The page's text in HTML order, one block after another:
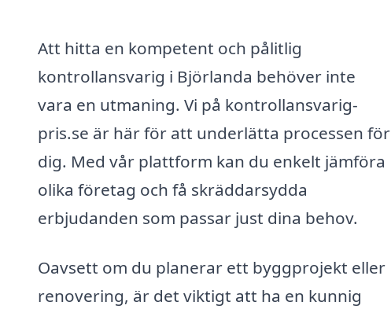
Att hitta en kompetent och pålitlig
kontrollansvarig i Björlanda behöver inte
vara en utmaning. Vi på kontrollansvarig-
pris.se är här för att underlätta processen för
dig. Med vår plattform kan du enkelt jämföra
olika företag och få skräddarsydda
erbjudanden som passar just dina behov.
Oavsett om du planerar ett byggprojekt eller
renovering, är det viktigt att ha en kunnig